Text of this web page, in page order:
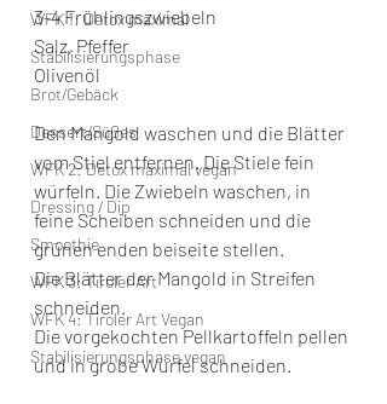
WFK 1: Detox maximal
Stabilisierungsphase
Brot/Gebäck
Dessert/Süßes
WFK 2: Detox maximal vegan
Dressing / Dip
Smoothie
WFK 3: Tiroler Art
WFK 4: Tiroler Art Vegan
Stabilisierungsphase vegan
3-4 Frühlingszwiebeln
Salz, Pfeffer
Olivenöl
Den Mangold waschen und die Blätter
vom Stiel entfernen. Die Stiele fein
würfeln. Die Zwiebeln waschen, in
feine Scheiben schneiden und die
grünen enden beiseite stellen.
Die Blätter der Mangold in Streifen
schneiden.
Die vorgekochten Pellkartoffeln pellen
und in grobe Würfel schneiden.